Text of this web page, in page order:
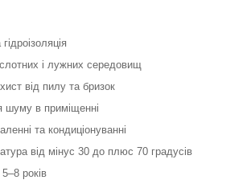
і лужних середовищ
від пилу та бризок
шуму в приміщенні
та кондиціонуванні
від мінус 30 до плюс 70 градусів
років